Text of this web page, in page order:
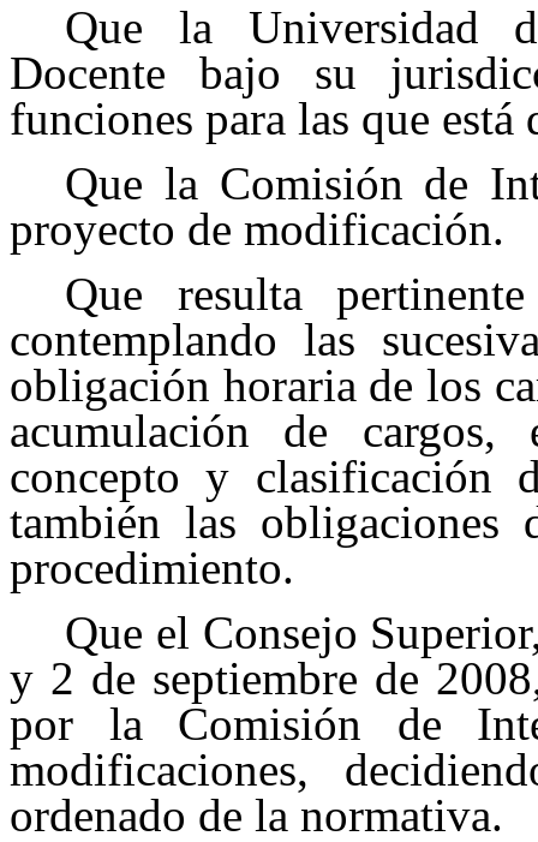
Que la Universidad
Docente bajo su
funciones para las que está
Que la Comisión de
proyecto de modificación.
Que resulta
contemplando las
obligación horaria de los
acumulación de
concepto y clasificación
también las obligaciones
procedimiento.
Que el Consejo
y 2 de septiembre de
por la Comisión de
modificaciones,
ordenado de la normativa.